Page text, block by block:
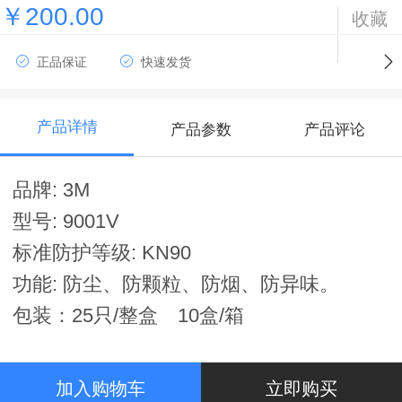
￥200.00 收藏
正品保证 快速发货
产品详情 产品参数 产品评论
品牌: 3M
型号: 9001V
标准防护等级: KN90
功能: 防尘、防颗粒、防烟、防异味。
包装：25只/整盒 10盒/箱
加入购物车 立即购买